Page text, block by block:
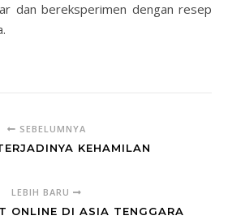
dan bereksperimen dengan resep
SEBELUMNYA
KEHAMILAN
LEBIH BARU
ONLINE DI ASIA TENGGARA